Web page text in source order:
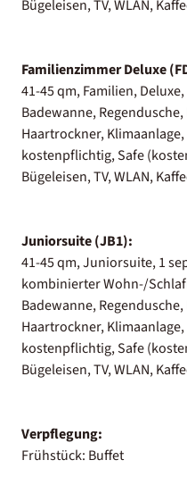
Bügeleisen, TV, WLAN,
Familienzimmer Deluxe
41-45 qm, Familien,
Badewanne,
Haartrockner,
kostenpflichtig, Safe
Bügeleisen, TV, WLAN,
Juniorsuite (JB1):
41-45 qm, Juniorsuite, 1
kombinierter Wohn-/
Badewanne,
Haartrockner,
kostenpflichtig, Safe
Bügeleisen, TV, WLAN,
Verpflegung:
Frühstück: Buffet